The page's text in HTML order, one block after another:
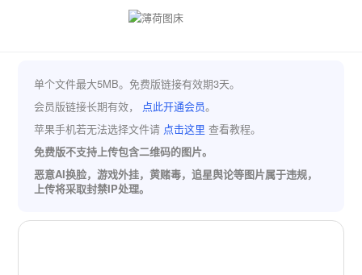
单个文件最大5MB。免费版链接有效期3天。
会员版链接长期有效， 点此开通会员。
苹果手机若无法选择文件请 点击这里 查看教程。
免费版不支持上传包含二维码的图片。
恶意AI换脸，游戏外挂，黄赌毒，追星舆论等图片属于违规，
上传将采取封禁IP处理。